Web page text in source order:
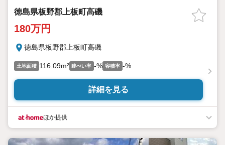
徳島県板野郡上板町高磯
180万円
徳島県板野郡上板町高磯
土地面積 116.09m² 建ぺい率 -% 容積率 -%
詳細を見る
ほか提供